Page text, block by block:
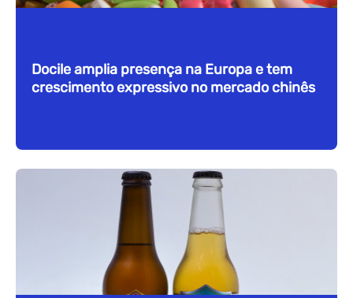
Docile amplia presença na Europa e tem
crescimento expressivo no mercado chinês